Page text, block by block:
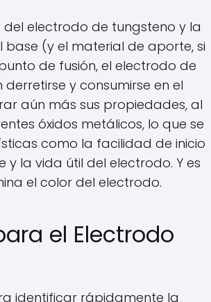
electrodo de tungsteno y la
(y el material de aporte, si
de fusión, el electrodo de
y consumirse en el
aún más sus propiedades, al
óxidos metálicos, lo que se
como la facilidad de inicio
la vida útil del electrodo. Y es
el color del electrodo.
el Electrodo
identificar rápidamente la